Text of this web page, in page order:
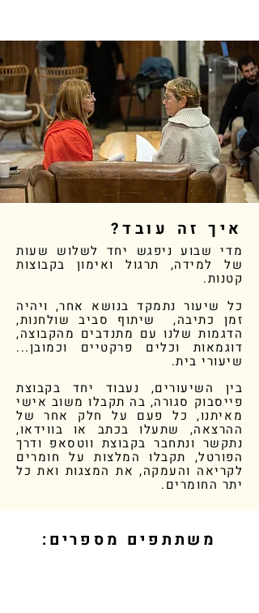
איך זה עובד?
מדי שבוע ניפגש יחד לשלוש שעות
של למידה, תרגול ואימון בקבוצות
קטנות.
כל שיעור נתמקד בנושא אחר, ויהיה
זמן כתיבה, שיתוף סביב שולחנות,
הדגמות שלנו עם מתנדבים מהקבוצה,
דוגמאות וכלים פרקטיים וכמובן...
שיעורי בית.
בין השיעורים, נעבוד יחד בקבוצת
פייסבוק סגורה, בה תקבלו משוב אישי
מאיתנו, כל פעם על חלק אחר של
ההרצאה, שתעלו בכתב או בווידאו,
נתקשר ונתחבר בקבוצת ווטסאפ ודרך
הפורטל, תקבלו המלצות על חומרים
לקריאה והעמקה, את המצגות ואת כל
יתר החומרים.
משתתפים מספרים: